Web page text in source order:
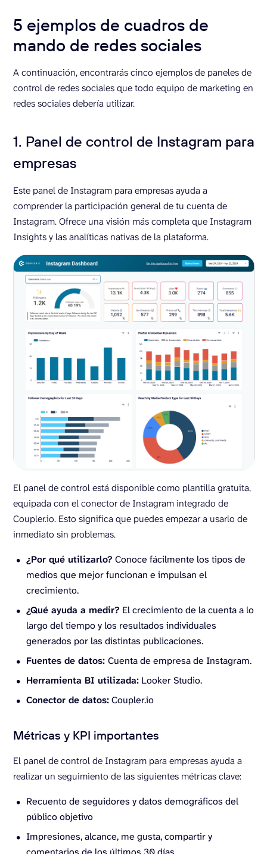
5 ejemplos de cuadros de
mando de redes sociales
A continuación, encontrarás cinco ejemplos de paneles de
control de redes sociales que todo equipo de marketing en
redes sociales debería utilizar.
1. Panel de control de Instagram para
empresas
Este panel de Instagram para empresas ayuda a
comprender la participación general de tu cuenta de
Instagram. Ofrece una visión más completa que Instagram
Insights y las analíticas nativas de la plataforma.
El panel de control está disponible como plantilla gratuita,
equipada con el conector de Instagram integrado de
Coupler.io. Esto significa que puedes empezar a usarlo de
inmediato sin problemas.
¿Por qué utilizarlo? Conoce fácilmente los tipos de
medios que mejor funcionan e impulsan el
crecimiento.
¿Qué ayuda a medir? El crecimiento de la cuenta a lo
largo del tiempo y los resultados individuales
generados por las distintas publicaciones.
Fuentes de datos: Cuenta de empresa de Instagram.
Herramienta BI utilizada: Looker Studio.
Conector de datos:Coupler.io
Métricas y KPI importantes
El panel de control de Instagram para empresas ayuda a
realizar un seguimiento de las siguientes métricas clave:
Recuento de seguidores y datos demográficos del
público objetivo
Impresiones, alcance, me gusta, compartir y